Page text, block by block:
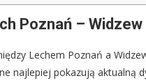
Poznań – Widzew
Lechem Poznań a
najlepiej pokazują aktualną